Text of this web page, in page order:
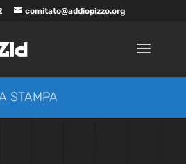
comitato@addiopizzo.org
STAMPA